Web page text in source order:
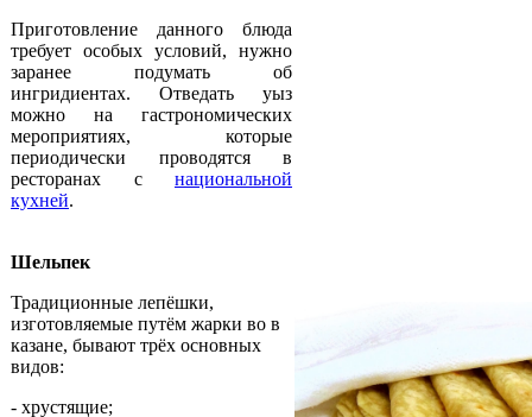
Приготовление данного блюда
требует особых условий, нужно
заранее подумать об
ингридиентах. Отведать уыз
можно на гастрономических
мероприятиях, которые
периодически проводятся в
ресторанах с национальной
кухней.
Шельпек
Традиционные лепёшки,
изготовляемые путём жарки во в
казане, бывают трёх основных
видов:
- хрустящие;